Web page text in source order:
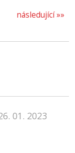
následující »»
01. 2023